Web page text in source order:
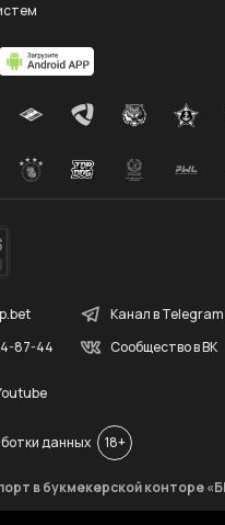
87-44
Канал в Telegram
Сообщество в ВК
данных 18+
в букмекерской конторе